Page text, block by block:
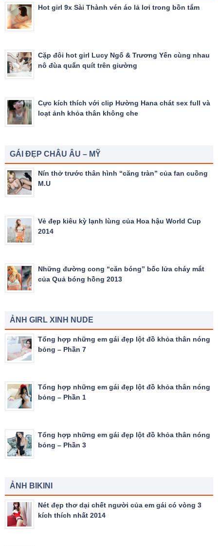
Hot girl 9x Sài Thành vén áo lả lơi trong bồn tắm
Cặp đôi hot girl Lucy Ngố & Trương Yến cùng nhau
nô đùa quấn quít trên giường
Cực kích thích với clip Hường Hana chát sex full và
loạt ảnh khỏa thân không che
GÁI ĐẸP CHÂU ÂU – MỸ
Nín thở trước thân hình “căng tràn” của fan cuồng
M.U
Vẻ đẹp kiêu kỳ lạnh lùng của Hoa hậu World Cup
2014
Những đường cong “căn bóng” bốc lửa cháy mắt
của Quả bóng hồng 2013
ẢNH GIRL XINH NUDE
Tổng hợp những em gái đẹp lột đồ khỏa thân nóng
bỏng – Phần 7
Tổng hợp những em gái đẹp lột đồ khỏa thân nóng
bỏng – Phần 1
Tổng hợp những em gái đẹp lột đồ khỏa thân nóng
bỏng – Phần 3
ẢNH BIKINI
Nét đẹp thơ dại chết người của em gái có vòng 3
kích thích nhất 2014